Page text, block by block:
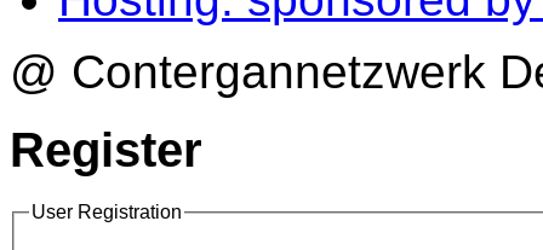
@ Contergannetzwerk
Register
User Registration